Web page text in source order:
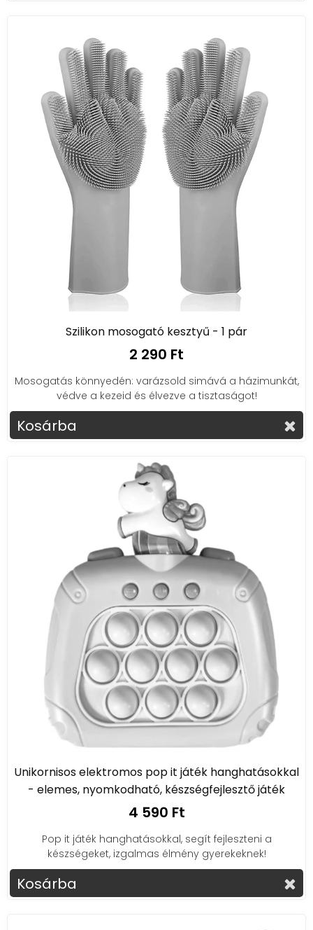
Szilikon mosogató kesztyű - 1 pár
2 290 Ft
Mosogatás könnyedén: varázsold simává a házimunkát,
védve a kezeid és élvezve a tisztaságot!
Kosárba
Unikornisos elektromos pop it játék hanghatásokkal
- elemes, nyomkodható, készségfejlesztő játék
4 590 Ft
Pop it játék hanghatásokkal, segít fejleszteni a
készségeket, izgalmas élmény gyerekeknek!
Kosárba